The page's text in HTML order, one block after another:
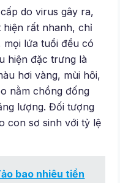
do virus gây ra,
rất nhanh, chỉ
lứa tuổi đều có
hiện đặc trưng là
hơi vàng, mùi hôi,
nằm chồng đống
lượng. Đối tượng
con sơ sinh với tỷ lệ
bao nhiêu tiền